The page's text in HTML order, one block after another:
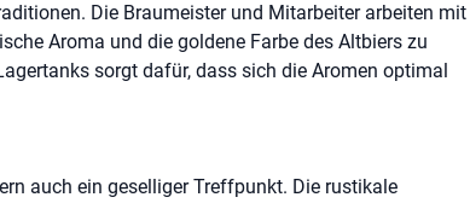
Die Braumeister und Mitarbeiter arbeiten mit
Aroma und die goldene Farbe des Altbiers zu
sorgt dafür, dass sich die Aromen optimal
auch ein geselliger Treffpunkt. Die rustikale